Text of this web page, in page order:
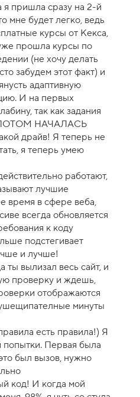
я пришла сразу на 2-й
мне будет легко, ведь
курсы от Кекса,
прошла курсы по
(не хочу делать
забудем этот факт) и
адаптивную
И на первых
так как задания
ПОТОМ НАЧАЛАСЬ
драйв! Я теперь не
я теперь умею
работают,
лучшие
время в сфере веба,
всегда обновляется
к коду
подстегивает
и лучше!
вылизал весь сайт, и
проверку и ждешь,
отображаются
минуты
есть правила!) Я
попытки. Первая была
был вызов, нужно
код! И когда мой